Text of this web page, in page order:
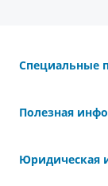
Специальные
Полезная
Юридическая